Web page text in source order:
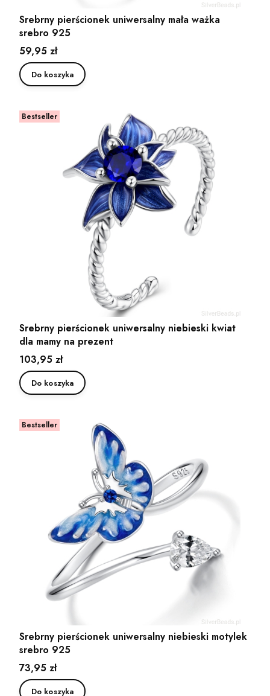
Srebrny pierścionek uniwersalny mała ważka
srebro 925
Cena
59,95 zł
Do koszyka
Bestseller
Srebrny pierścionek uniwersalny niebieski kwiat
dla mamy na prezent
Cena
103,95 zł
Do koszyka
Bestseller
Srebrny pierścionek uniwersalny niebieski motylek
srebro 925
Cena
73,95 zł
Do koszyka